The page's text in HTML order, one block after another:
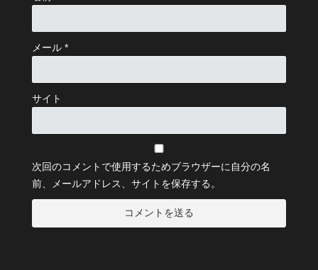
メール *
サイト
次回のコメントで使用するためブラウザーに自分の名
前、メールアドレス、サイトを保存する。